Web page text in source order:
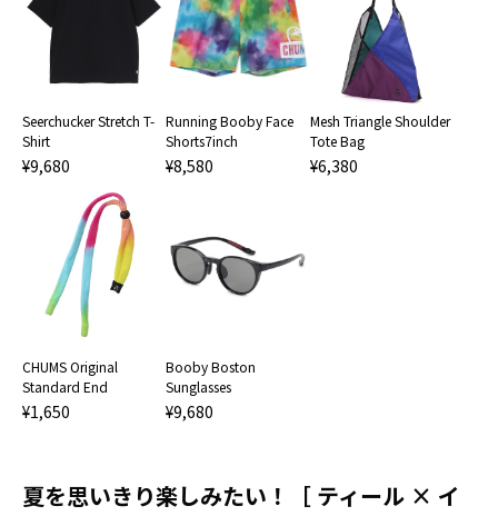
Seerchucker Stretch T-
Shirt
¥9,680
Running Booby Face
Shorts7inch
¥8,580
Mesh Triangle Shoulder
Tote Bag
¥6,380
CHUMS Original
Standard End
¥1,650
Booby Boston
Sunglasses
¥9,680
夏を思いきり楽しみたい！［ ティール × イ